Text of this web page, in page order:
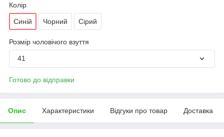
Колір
Синій Чорний Сірий
Розмір чоловічого взуття
41
Готово до відправки
Опис Характеристики Відгуки про товар Доставка